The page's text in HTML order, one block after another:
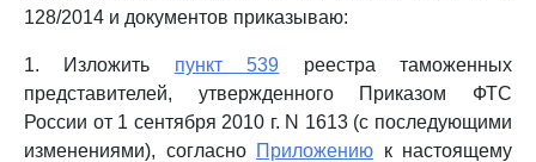
128/2014 и документов приказываю:
1. Изложить пункт 539 реестра таможенных
представителей, утвержденного Приказом ФТС
России от 1 сентября 2010 г. N 1613 (с последующими
изменениями), согласно Приложению к настоящему